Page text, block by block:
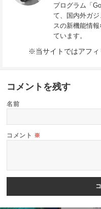
プログラム「
て、国内外ガ
スの新機能情
ています。
※当サイトではアフィ
コメントを残す
名前
コメント ※